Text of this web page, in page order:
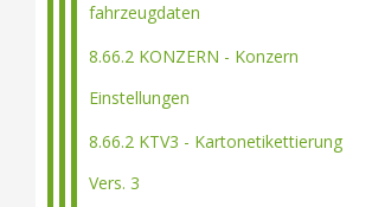
fahrzeugdaten
8.66.2 KONZERN - Konzern
Einstellungen
8.66.2 KTV3 - Kartonetikettierung
Vers. 3